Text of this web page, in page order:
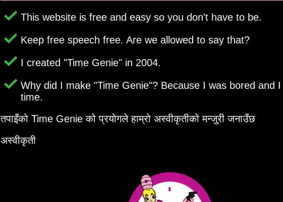
This website is free and easy so you don't have to be.
Keep free speech free. Are we allowed to say that?
I created Time Genie in 2004.
Why did I make Time Genie ? Because I was bored and
time.
तपाइँको Time Genie को प्रयोगले हाम्रो अस्वीकृतीको मन्जुरी जनाउँछ
अस्वीकृती